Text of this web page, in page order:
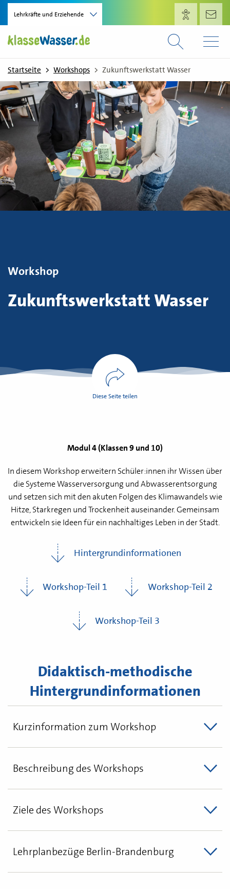
Direkt zum Inhalt
Lehrkräfte und Erziehende
Startseite Workshops Zukunftswerkstatt Wasser
Workshop
Zukunftswerkstatt Wasser
Diese Seite teilen
Modul 4 (Klassen 9 und 10)
In diesem Workshop erweitern Schüler:innen ihr Wissen über
die Systeme Wasserversorgung und Abwasserentsorgung
und setzen sich mit den akuten Folgen des Klimawandels wie
Hitze, Starkregen und Trockenheit auseinander. Gemeinsam
entwickeln sie Ideen für ein nachhaltiges Leben in der Stadt.
Hintergrundinformationen
Workshop-Teil 1 Workshop-Teil 2
Workshop-Teil 3
Didaktisch-methodische
Hintergrundinformationen
Kurzinformation zum Workshop
Beschreibung des Workshops
Ziele des Workshops
Lehrplanbezüge Berlin-Brandenburg